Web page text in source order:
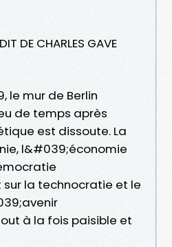
DE CHARLES GAVE
le mur de Berlin
de temps après
est dissoute. La
l&#039;économie
la technocratie et le
à la fois paisible et